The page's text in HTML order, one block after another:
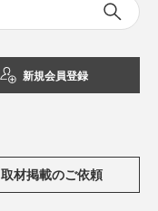
新規会員登録
取材掲載のご依頼